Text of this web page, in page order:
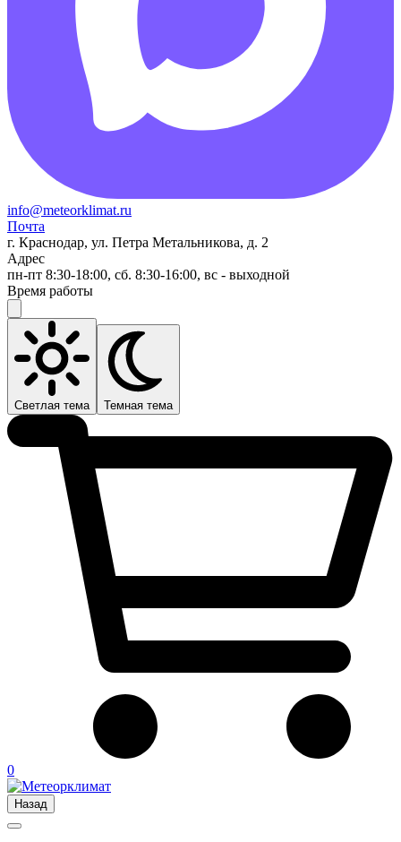
info@meteorklimat.ru
Почта
г. Краснодар, ул. Петра Метальникова, д. 2
Адрес
пн-пт 8:30-18:00, сб. 8:30-16:00, вс - выходной
Время работы
Светлая тема Темная тема
0
Назад